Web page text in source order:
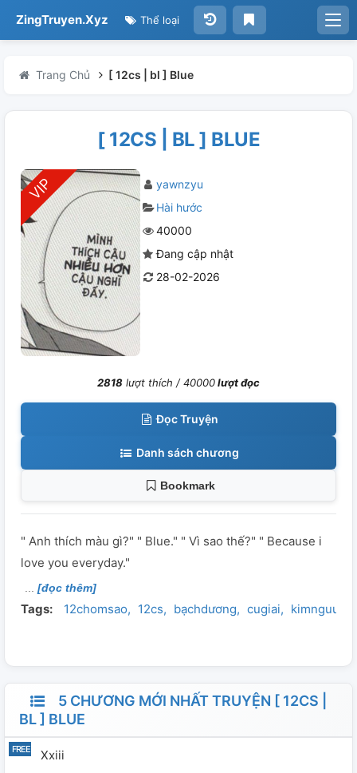
ZingTruyen.Xyz Thể loại
Trang Chủ [ 12cs | bl ] Blue
[ 12CS | BL ] BLUE
yawnzyu
Hài hước
40000
Đang cập nhật
28-02-2026
2818 lượt thích /40000lượt đọc
Đọc Truyện
Danh sách chương
Bookmark
" Anh thích màu gì?" " Blue." " Vì sao thế?" " Because i
love you everyday."
[đọc thêm]
Tags: 12chomsao 12cs bạchdương cugiai kimnguu
5 CHƯƠNG MỚI NHẤT TRUYỆN [ 12CS |
BL ] BLUE
Xxiii